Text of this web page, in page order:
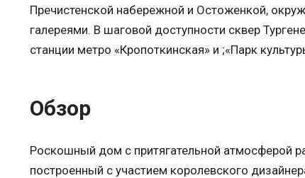
Пречистенской набережной и Остоженкой,
галереями. В шаговой доступности сквер
станции метро «Кропоткинская» и ;«Парк
Обзор
Роскошный дом с притягательной атмосферой
построенный с участием королевского